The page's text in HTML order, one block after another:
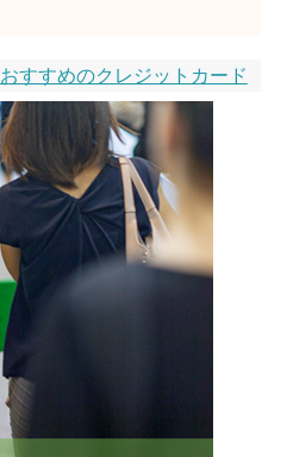
おすすめのクレジットカード